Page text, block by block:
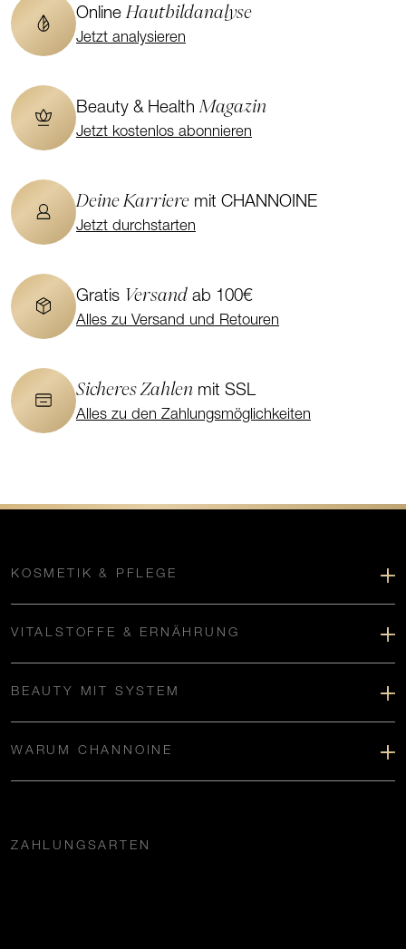
OnlineHautbildanalyse
Jetzt analysieren
Beauty & HealthMagazin
Jetzt kostenlos abonnieren
Deine Karriere mit CHANNOINE
Jetzt durchstarten
Gratis Versand ab 100€
Alles zu Versand und Retouren
Sicheres Zahlen mit SSL
Alles zu den Zahlungsmöglichkeiten
KOSMETIK & PFLEGE
VITALSTOFFE & ERNÄHRUNG
BEAUTY MIT SYSTEM
WARUM CHANNOINE
ZAHLUNGSARTEN